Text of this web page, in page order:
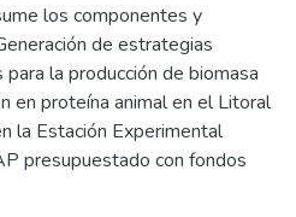
los componentes y
de estrategias
la producción de biomasa
en proteína animal en el Litoral
la Estación Experimental
presupuestado con fondos